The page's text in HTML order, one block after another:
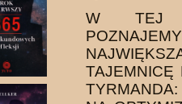
W TEJ
POZNAJEMY
TAJEMNICĘ